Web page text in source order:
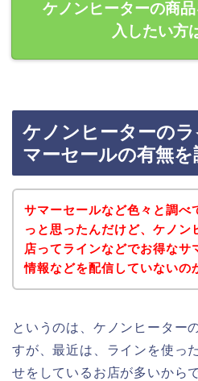
ケノンヒーターの商
入したい方
ケノンヒーターの
マーセールの有無を
サマーセールなど色々と調べ
っと思ったんだけど、ケノン
店ってラインなどでお得なサ
情報などを配信していないの
というのは、ケノンヒーター
すが、最近は、ラインを使っ
せをしているお店が多いからで